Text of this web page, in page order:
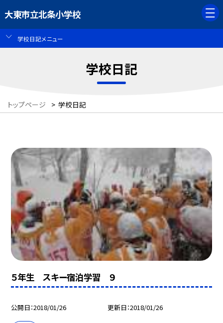
大東市立北条小学校
学校日記メニュー
学校日記
トップページ > 学校日記
５年生 スキー宿泊学習 ９
公開日 2018/01/26 更新日 2018/01/26